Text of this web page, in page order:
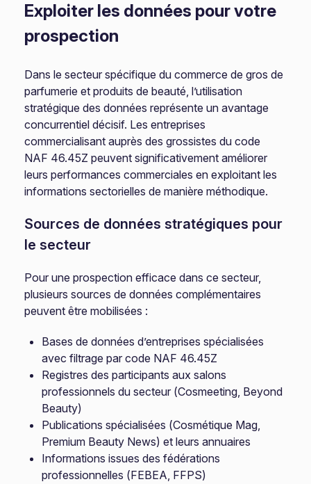
Exploiter les données pour votre
prospection
Dans le secteur spécifique du commerce de gros de
parfumerie et produits de beauté, l’utilisation
stratégique des données représente un avantage
concurrentiel décisif. Les entreprises
commercialisant auprès des grossistes du code
NAF 46.45Z peuvent significativement améliorer
leurs performances commerciales en exploitant les
informations sectorielles de manière méthodique.
Sources de données stratégiques pour
le secteur
Pour une prospection efficace dans ce secteur,
plusieurs sources de données complémentaires
peuvent être mobilisées :
Bases de données d’entreprises spécialisées
avec filtrage par code NAF 46.45Z
Registres des participants aux salons
professionnels du secteur (Cosmeeting, Beyond
Beauty)
Publications spécialisées (Cosmétique Mag,
Premium Beauty News) et leurs annuaires
Informations issues des fédérations
professionnelles (FEBEA, FFPS)